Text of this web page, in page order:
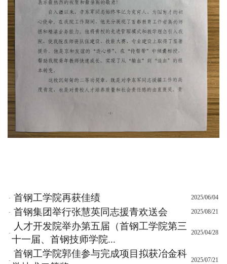
· 首钢工学院再获佳绩 2025/06/04
· 首钢集团举行张慧英同志援青欢送会 2025/08/21
·
人才开发院举办第五届（首钢工学院第三
十一届、首钢技师学院...
2025/04/28
·
首钢工学院郭佳参与完成项目拟获冶金科
2025/07/21